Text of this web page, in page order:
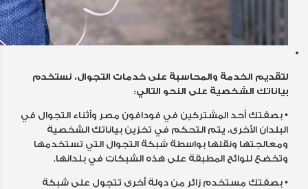
لتقديم الخدمة والمحاسبة على خدمات التجوال، نستخدم
بياناتك الشخصية على النحو التالي:
• بصفتك أحد المشتركين في فودافون مصر وأثناء التجوال في
البلدان الأخرى، يتم التحكم في تخزين بياناتك الشخصية
ومعالجتها ونقلها بواسطة شبكة التجوال التي تستخدمها
وتخضع للوائح المطبقة على هذه الشبكات في بلدانها.
• بصفتك مستخدم زائر من دولة أخرى تتجول على شبكة